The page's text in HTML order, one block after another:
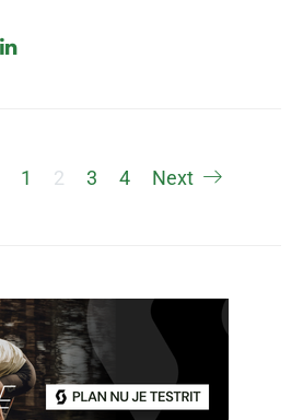
Berichten
1 2 3 4 Next